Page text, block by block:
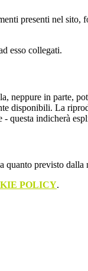
presenti nel
esso collegati.
neppure in parte,
disponibili. La
indicherà
quanto previsto
POLICY.